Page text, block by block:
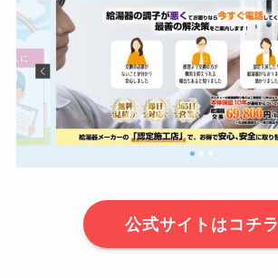
公式サイトはコチラ